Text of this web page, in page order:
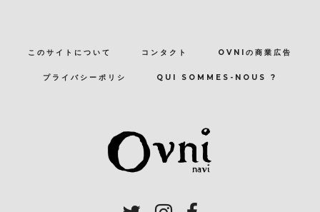
このサイトについて コンタクト OVNIの商業広告
プライバシーポリシ QUI SOMMES-NOUS ?